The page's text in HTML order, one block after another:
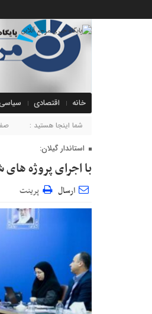
خانه اقتصادی
شما اینجا هستید :
استاندار گیلان:
با اجرای پروژه
ارسال پرینت